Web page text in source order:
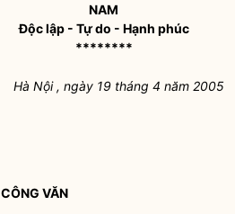
NAM
Độc lập - Tự do - Hạnh phúc
********
Hà Nội , ngày 19 tháng 4 năm 2005
CÔNG VĂN